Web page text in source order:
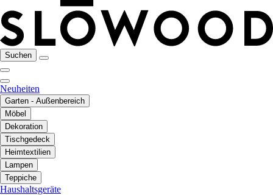
Suchen
Neuheiten
Garten - Außenbereich
Möbel
Dekoration
Tischgedeck
Heimtextilien
Lampen
Teppiche
Haushaltsgeräte